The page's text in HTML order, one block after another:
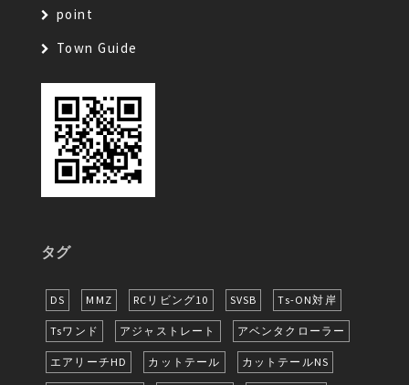
point
Town Guide
タグ
DS MMZ RCリビング10 SVSB Ts-ON対岸
Tsワンド アジャストレート アベンタクローラー
エアリーチHD カットテール カットテールNS